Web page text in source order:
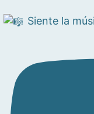
Siente la